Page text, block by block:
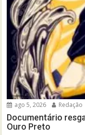
ago 5, 2026 Redação
Documentário
Ouro Preto